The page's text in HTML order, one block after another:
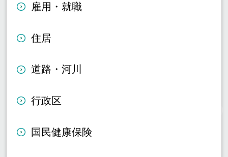
雇用・就職
住居
道路・河川
行政区
国民健康保険